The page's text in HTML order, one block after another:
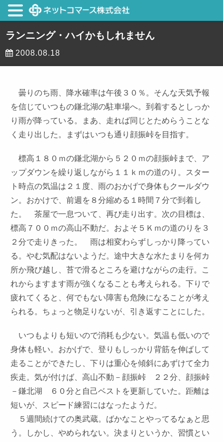
ランニング・ハイかもしれません
2008.08.18
曇りのち雨、降水確率は午後３０％。そんな天気予報
を信じていつもの鎌北湖の駐車場へ。到着するとしっか
り雨が降っている。まあ、走れば同じとためらうことな
く走り出した。まずはいつも通り顔振峠を目指す。
標高１８０ｍの鎌北湖から５２０ｍの顔振峠まで、ア
ップダウンを繰り返しながら１１ｋｍの道のり。スター
ト時点の気温は２１度、雨のおかげで身体もクールダウ
ン。おかけで、前週を８分縮める１時間７分で到着し
た。 茶屋で一息ついて、再び走り出す。次の目標は、
標高７００ｍの高山不動だ。およそ５Ｋｍの道のりを３
２分で走りきった。 雨は相変わらずしっかり降ってい
る。やむ気配はないようだ。途中大きな水たまりを何カ
所か飛び越し、苔で滑るところを避けながらの走行。こ
れからますます雨が強くなることも考えられる。下りで
疲れてくると、何でもない障害も危険になることが考え
られる。ちょっと物足りないが、引き返すことにした。
いつもよりも短いので消耗も少ない。気温も低いので
身体も軽い。おかげで、登りもしっかり背筋を伸ばして
走ることができたし、下りは重心を傾斜にあずけて全力
疾走。気が付けば、高山不動－顔振峠 ２２分、顔振峠
－鎌北湖 ６０分と自己ベストを更新していた。距離は
短いが、スピード練習にはなったようだ。
５週間続けての奥武蔵。ばかなことやってるなぁと思
う。しかし、やめられない。決まりというか、習慣とい